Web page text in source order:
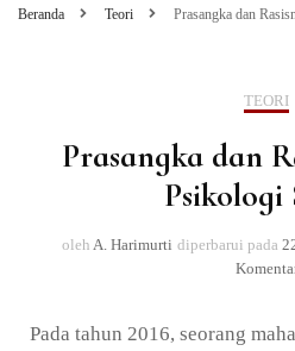
Beranda Teori Prasangka dan
TEORI
Prasangka dan
Psikologi
oleh A. Harimurti diperbarui pada
Pada tahun 2016, seorang